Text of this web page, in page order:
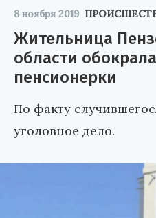
8 ноября 2019
Жительница
области
пенсионерки
По факту
уголовное дело.